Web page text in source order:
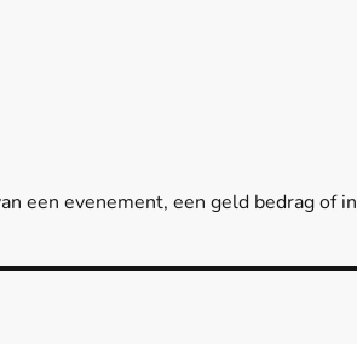
een evenement, een geld bedrag of in